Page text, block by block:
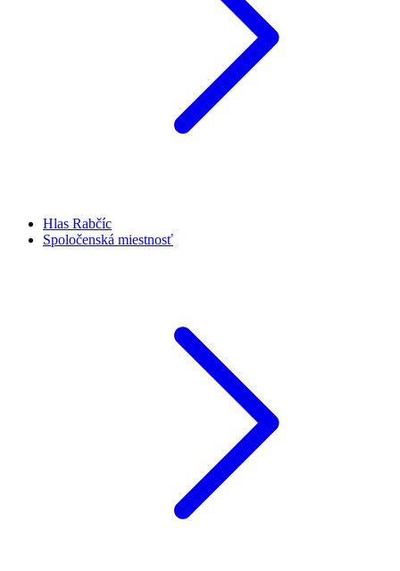
Hlas Rabčíc
Spoločenská miestnosť